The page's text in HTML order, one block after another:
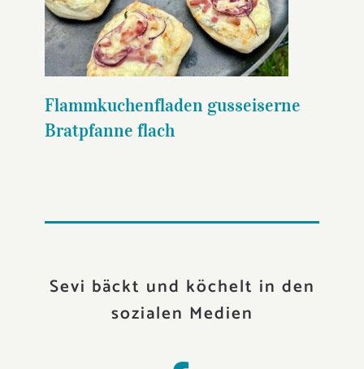
gusseiserne Bratpfanne flach
Flammkuchenfladen gusseiserne
Bratpfanne flach
Sevi bäckt und köchelt in den
sozialen Medien